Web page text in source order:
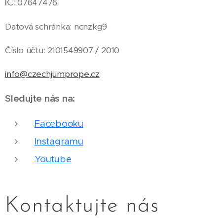
07647476
Datová schránka: ncnzkg9
Číslo účtu: 2101549907 / 2010
info@czechjumprope.cz
Sledujte nás na:
Facebooku
Instagramu
Youtube
Kontaktujte nás